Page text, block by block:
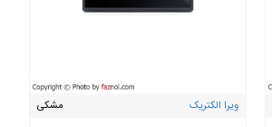
ویرا الکتریک مشکی